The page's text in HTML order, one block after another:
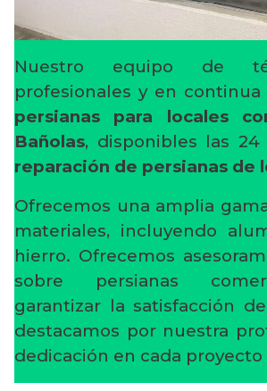
Nuestro equipo de
profesionales y en
persianas para locales
Bañolas, disponibles las 24
reparación de persianas de
Ofrecemos una amplia
materiales, incluyendo
hierro. Ofrecemos
sobre persianas
garantizar la satisfacción
destacamos por nuestra
dedicación en cada